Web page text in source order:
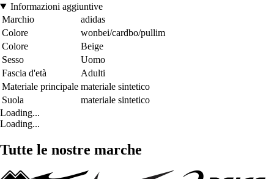
Informazioni aggiuntive
Marchio
adidas
Colore
wonbei/cardbo/pullim
Colore
Beige
Sesso
Uomo
Fascia d'età
Adulti
Materiale principale materiale sintetico
Suola
materiale sintetico
Loading...
Loading...
Tutte le nostre marche